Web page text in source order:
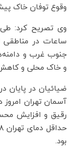
وقوع توفان خاک
وی تصریح کرد:
ساعات در مناطقی
جنوب غرب و
و خاک محلی و
ضیائیان در پایان
رقیق و افزایش
بود.